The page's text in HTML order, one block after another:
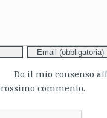
Do il mio consenso
commento.